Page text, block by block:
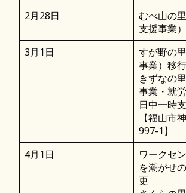
2月28日
むべ山の
支援事業
3月1日
すが野の
事業）移行
きずなの
事業・就
日中一時
【福山市
997-1】
4月1日
ワークセ
を潮がせ
更